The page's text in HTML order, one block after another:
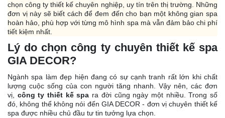
chọn công ty thiết kế chuyên nghiệp, uy tín trên thị trường. Những
đơn vị này sẽ biết cách để đem đến cho bạn một không gian spa
hoàn hảo, phù hợp với từng mô hình spa mà vẫn đảm bảo chi phí
tiết kiệm nhất.
Lý do chọn công ty chuyên thiết kế spa
GIADECOR?
Ngành spa làm đẹp hiện đang có sự cạnh tranh rất lớn khi chất
lượng cuộc sống của con người tăng nhanh. Vậy nên, các đơn
vị, công ty thiết kế spa ra đời cũng ngày một nhiều. Trong số
đó, không thể không nói đến GIADECOR - đơn vị chuyên thiết kế
spa được nhiều chủ đầu tư tin tưởng lựa chọn.